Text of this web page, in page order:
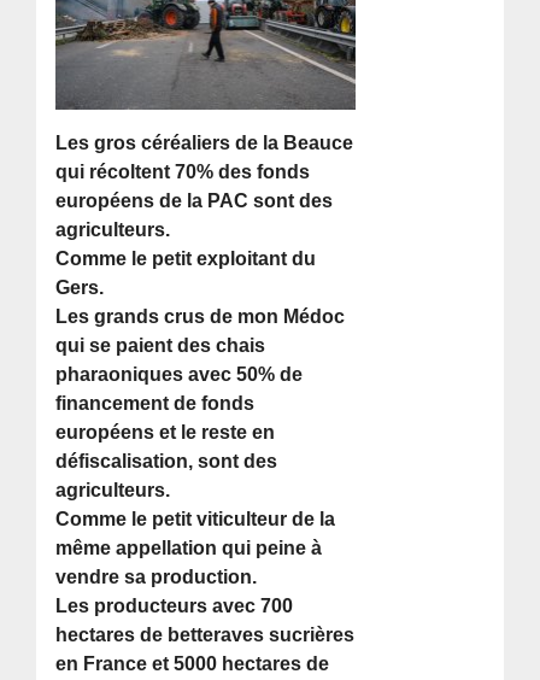
Les gros céréaliers de la Beauce
qui récoltent 70% des fonds
européens de la PAC sont des
agriculteurs.
Comme le petit exploitant du
Gers.
Les grands crus de mon Médoc
qui se paient des chais
pharaoniques avec 50% de
financement de fonds
européens et le reste en
défiscalisation, sont des
agriculteurs.
Comme le petit viticulteur de la
même appellation qui peine à
vendre sa production.
Les producteurs avec 700
hectares de betteraves sucrières
en France et 5000 hectares de